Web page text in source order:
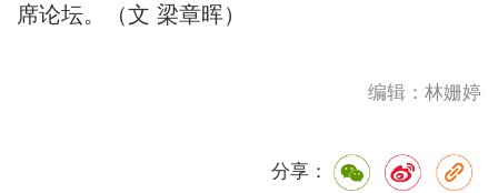
席论坛。（文 梁章晖）
编辑：林姗婷
分享：